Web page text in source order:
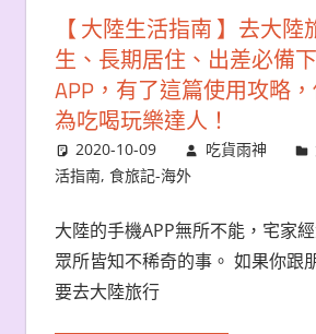
【 大陸生活指南 】去大
生、長期居住、出差必備
APP，有了這篇使用攻略
為吃喝玩樂達人！
2020-10-09 吃貨雨神
活指南, 食旅記-海外
大陸的手機APP無所不能，宅家
眾所皆知不稀奇的事。 如果你跟
要去大陸旅行